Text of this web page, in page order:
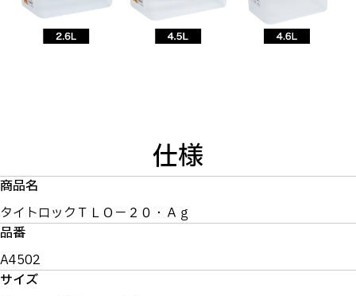
仕様
商品名
タイトロックＴＬＯ－２０・Ａｇ
品番
A4502
サイズ